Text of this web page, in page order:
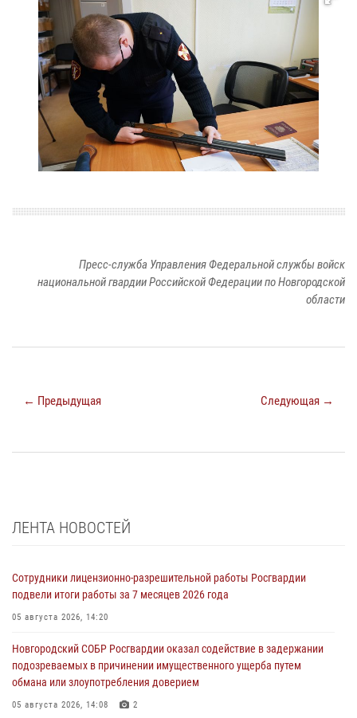
Пресс-служба Управления Федеральной службы войск
национальной гвардии Российской Федерации по Новгородской
области
← Предыдущая Следующая →
ЛЕНТА НОВОСТЕЙ
Сотрудники лицензионно-разрешительной работы Росгвардии
подвели итоги работы за 7 месяцев 2026 года
05 августа 2026, 14:20
Новгородский СОБР Росгвардии оказал содействие в задержании
подозреваемых в причинении имущественного ущерба путем
обмана или злоупотребления доверием
05 августа 2026, 14:08 2